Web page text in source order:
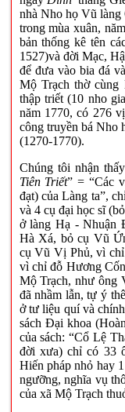
nhà Nho họ Vũ làng
trong mùa xuân,
bản thống kê tên
1527)và đời Mạc,
để đưa vào bia đá
Mộ Trạch thờ
thập triết (10 nho
năm 1770, có 276
công truyền bá Nho
(1270-1770).
Chúng tôi nhận
Tiên Triết” = “Các
đạt) của Làng ta”,
và 4 cụ đại học sĩ
ở làng Hạ - Nhuận
Hà Xá, bỏ cụ Vũ
cụ Vũ Vị Phủ, vì chỉ
vì chỉ đỗ Hương
Mộ Trạch, như
đã nhầm lẫn, tự ý
ở tư liệu quí và
sách Đại khoa
của sách: “Cổ Lệ
đời xưa) chỉ có 33
Hiến pháp nhỏ hay
ngưỡng, nghĩa vụ
của xã Mộ Trạch